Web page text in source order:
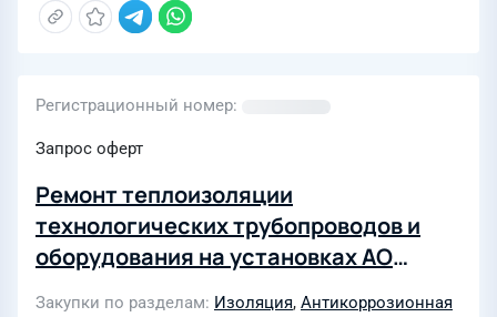
Регистрационный номер
Запрос оферт
Ремонт теплоизоляции
технологических трубопроводов и
оборудования на установках АО
Закупки по разделам Изоляция, Антикоррозионная